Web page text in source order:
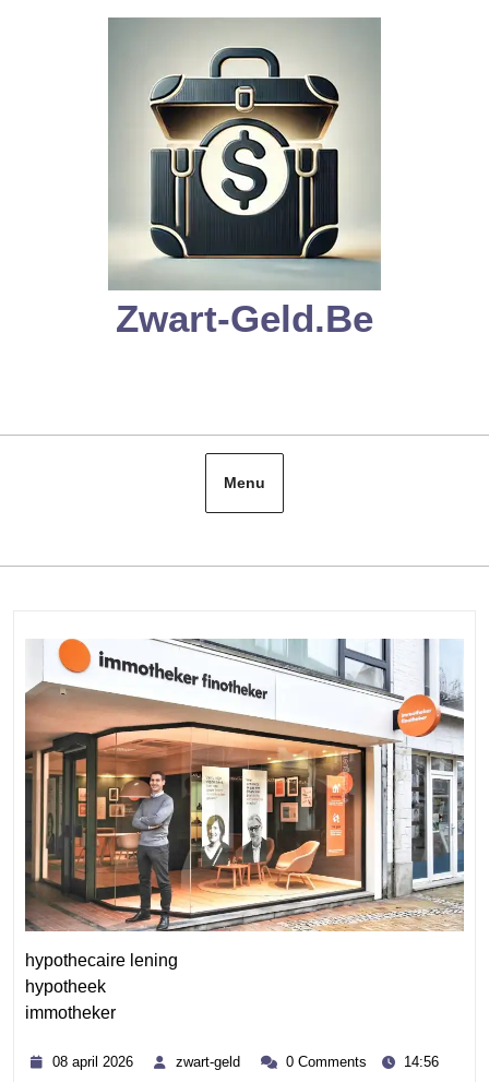
Zwart-Geld.be
Menu
hypothecaire lening
hypotheek
immotheker
08 april 2026 zwart-geld
zwart- 0 Comments 14:56